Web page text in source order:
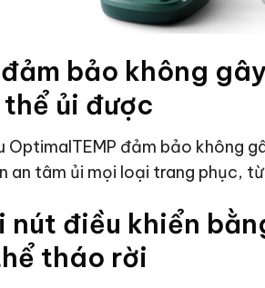
bảo không
ủi được
OptimalTEMP đảm bảo không
an tâm ủi mọi loại trang phục,
nút điều khiển
tháo rời